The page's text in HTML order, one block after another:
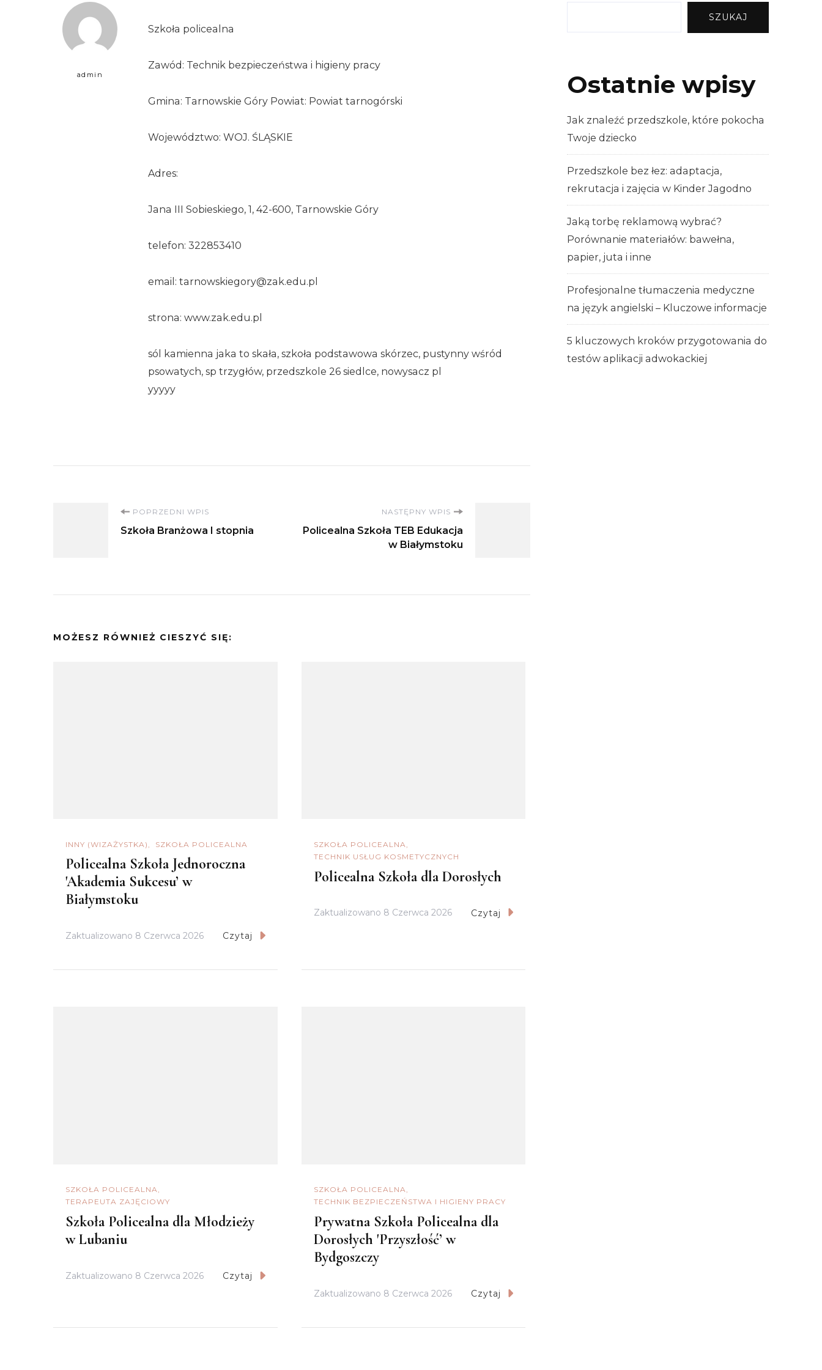
admin
Szkoła policealna
Zawód: Technik bezpieczeństwa i higieny pracy
Gmina: Tarnowskie Góry Powiat: Powiat tarnogórski
Województwo: WOJ. ŚLĄSKIE
Adres:
Jana III Sobieskiego, 1, 42-600, Tarnowskie Góry
telefon: 322853410
email: tarnowskiegory@zak.edu.pl
strona: www.zak.edu.pl
sól kamienna jaka to skała, szkoła podstawowa skórzec, pustynny wśród
psowatych, sp trzygłów, przedszkole 26 siedlce, nowysacz pl
yyyyy
Nawigacja
POPRZEDNI WPIS
Szkoła Branżowa I stopnia
NASTĘPNY WPIS
Policealna Szkoła TEB Edukacja
w Białymstoku
MOŻESZ RÓWNIEŻ CIESZYĆ SIĘ:
INNY (WIZAŻYSTKA) SZKOŁA POLICEALNA
Policealna Szkoła Jednoroczna
'Akademia Sukcesu’ w
Białymstoku
Zaktualizowano 8 Czerwca 2026 Czytaj
SZKOŁA POLICEALNA
TECHNIK USŁUG KOSMETYCZNYCH
Policealna Szkoła dla Dorosłych
Zaktualizowano 8 Czerwca 2026 Czytaj
SZKOŁA POLICEALNA
TERAPEUTA ZAJĘCIOWY
Szkoła Policealna dla Młodzieży
w Lubaniu
Zaktualizowano 8 Czerwca 2026 Czytaj
SZKOŁA POLICEALNA
TECHNIK BEZPIECZEŃSTWA I HIGIENY PRACY
Prywatna Szkoła Policealna dla
Dorosłych 'Przyszłość’ w
Bydgoszczy
Zaktualizowano 8 Czerwca 2026 Czytaj
SZUKAJ
Ostatnie wpisy
Jak znaleźć przedszkole, które pokocha
Twoje dziecko
Przedszkole bez łez: adaptacja,
rekrutacja i zajęcia w Kinder Jagodno
Jaką torbę reklamową wybrać?
Porównanie materiałów: bawełna,
papier, juta i inne
Profesjonalne tłumaczenia medyczne
na język angielski – Kluczowe informacje
5 kluczowych kroków przygotowania do
testów aplikacji adwokackiej